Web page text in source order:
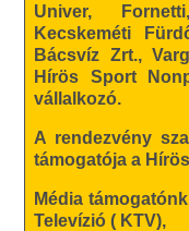
Univer,
Kecskeméti
Bácsvíz Zrt.,
Hírös Sport
vállalkozó.
A rendezvény
támogatója a
Média
Televízió ( KTV),